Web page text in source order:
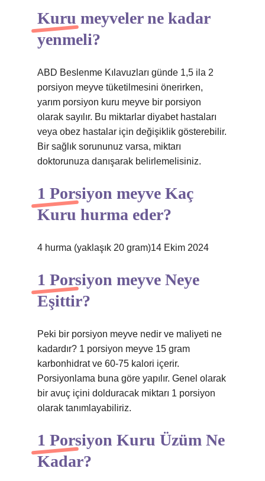
Kuru meyveler ne kadar
yenmeli?
ABD Beslenme Kılavuzları günde 1,5 ila 2
porsiyon meyve tüketilmesini önerirken,
yarım porsiyon kuru meyve bir porsiyon
olarak sayılır. Bu miktarlar diyabet hastaları
veya obez hastalar için değişiklik gösterebilir.
Bir sağlık sorununuz varsa, miktarı
doktorunuza danışarak belirlemelisiniz.
1 Porsiyon meyve Kaç
Kuru hurma eder?
4 hurma (yaklaşık 20 gram)14 Ekim 2024
1 Porsiyon meyve Neye
Eşittir?
Peki bir porsiyon meyve nedir ve maliyeti ne
kadardır? 1 porsiyon meyve 15 gram
karbonhidrat ve 60-75 kalori içerir.
Porsiyonlama buna göre yapılır. Genel olarak
bir avuç içini dolduracak miktarı 1 porsiyon
olarak tanımlayabiliriz.
1 Porsiyon Kuru Üzüm Ne
Kadar?